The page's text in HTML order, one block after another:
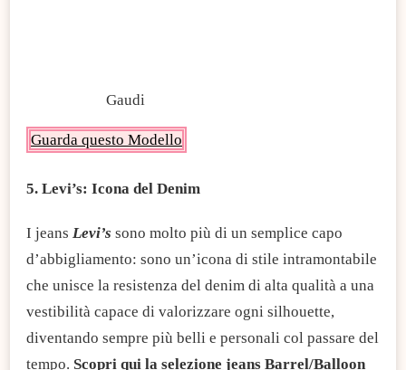
Gaudi
Guarda questo Modello
5. Levi’s: Icona del Denim
I jeans Levi’s sono molto più di un semplice capo
d’abbigliamento: sono un’icona di stile intramontabile
che unisce la resistenza del denim di alta qualità a una
vestibilità capace di valorizzare ogni silhouette,
diventando sempre più belli e personali col passare del
tempo. Scopri qui la selezione jeans Barrel/Balloon